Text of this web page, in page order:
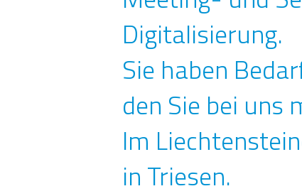
Digitalisierung.
Sie haben
den Sie bei uns
Im
in Triesen.